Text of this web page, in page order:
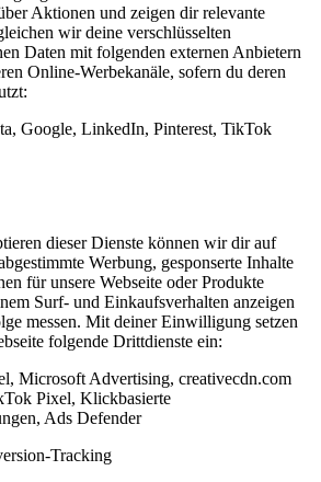
Aktionen und zeigen dir relevante
wir deine verschlüsselten
Daten mit folgenden externen Anbietern
Online-Werbekanäle, sofern du deren
Google, LinkedIn, Pinterest, TikTok
dieser Dienste können wir dir auf
Werbung, gesponserte Inhalte
für unsere Webseite oder Produkte
Surf- und Einkaufsverhalten anzeigen
messen. Mit deiner Einwilligung setzen
folgende Drittdienste ein:
Microsoft Advertising, creativecdn.com
Pixel, Klickbasierte
Ads Defender
Tracking